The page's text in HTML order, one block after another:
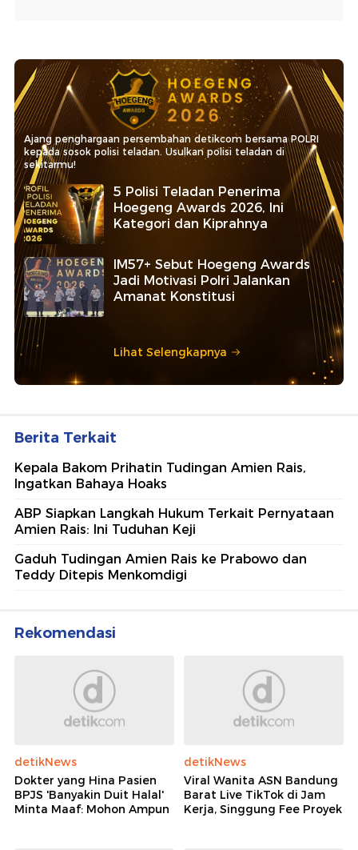
Ajang penghargaan persembahan detikcom bersama POLRI
kepada sosok polisi teladan. Usulkan polisi teladan di
sekitarmu!
5 Polisi Teladan Penerima
Hoegeng Awards 2026, Ini
Kategori dan Kiprahnya
IM57+ Sebut Hoegeng Awards
Jadi Motivasi Polri Jalankan
Amanat Konstitusi
Lihat Selengkapnya
Berita Terkait
Kepala Bakom Prihatin Tudingan Amien Rais,
Ingatkan Bahaya Hoaks
ABP Siapkan Langkah Hukum Terkait Pernyataan
Amien Rais: Ini Tuduhan Keji
Gaduh Tudingan Amien Rais ke Prabowo dan
Teddy Ditepis Menkomdigi
Rekomendasi
detikNews
Dokter yang Hina Pasien
BPJS 'Banyakin Duit Halal'
Minta Maaf: Mohon Ampun
detikNews
Viral Wanita ASN Bandung
Barat Live TikTok di Jam
Kerja, Singgung Fee Proyek